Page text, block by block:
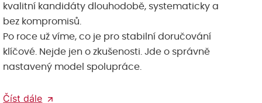
kvalitní kandidáty dlouhodobě, systematicky a
bez kompromisů.
Po roce už víme, co je pro stabilní doručování
klíčové. Nejde jen o zkušenosti. Jde o správně
nastavený model spolupráce.
Číst dále